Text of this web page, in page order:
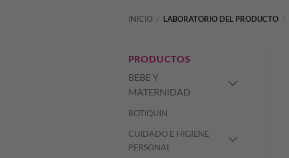
INICIO / LABORATORIO DEL PRODUCTO /
PRODUCTOS
BEBE Y
MATERNIDAD
BOTIQUIN
CUIDADO E HIGIENE
PERSONAL